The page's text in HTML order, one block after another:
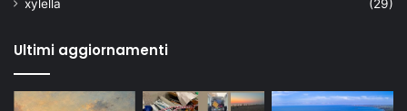
xylella
(29)
Ultimi aggiornamenti